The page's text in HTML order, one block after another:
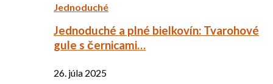
Jednoduché
Jednoduché a plné bielkovín: Tvarohové
gule s černicami…
26. júla 2025